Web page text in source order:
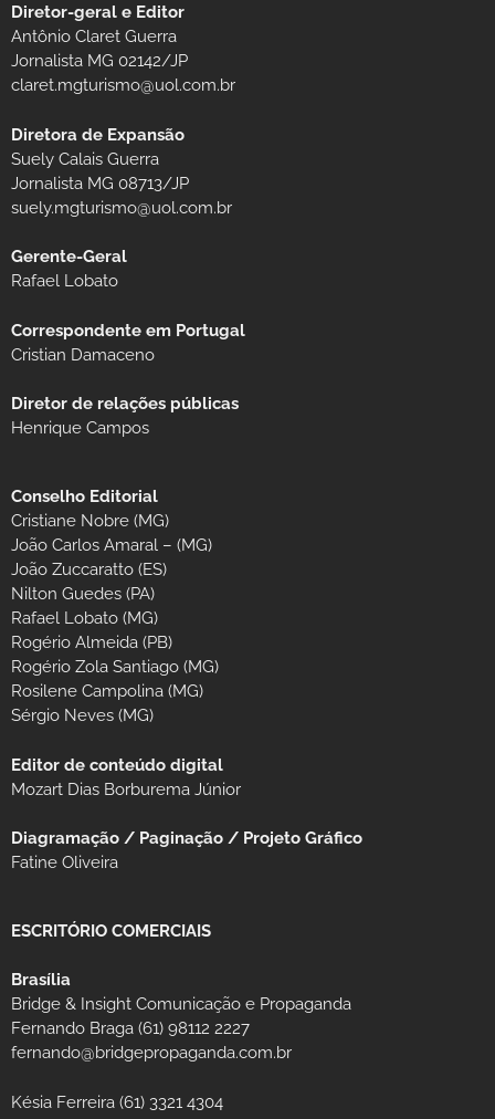
Diretor-geral e Editor
Antônio Claret Guerra
Jornalista MG 02142/JP
claret.mgturismo@uol.com.br
Diretora de Expansão
Suely Calais Guerra
Jornalista MG 08713/JP
suely.mgturismo@uol.com.br
Gerente-Geral
Rafael Lobato
Correspondente em Portugal
Cristian Damaceno
Diretor de relações públicas
Henrique Campos
Conselho Editorial
Cristiane Nobre (MG)
João Carlos Amaral – (MG)
João Zuccaratto (ES)
Nilton Guedes (PA)
Rafael Lobato (MG)
Rogério Almeida (PB)
Rogério Zola Santiago (MG)
Rosilene Campolina (MG)
Sérgio Neves (MG)
Editor de conteúdo digital
Mozart Dias Borburema Júnior
Diagramação / Paginação / Projeto Gráfico
Fatine Oliveira
ESCRITÓRIO COMERCIAIS
Brasília
Bridge & Insight Comunicação e Propaganda
Fernando Braga (61) 98112 2227
fernando@bridgepropaganda.com.br
Késia Ferreira (61) 3321 4304